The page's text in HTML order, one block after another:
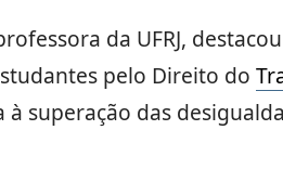
da UFRJ,
pelo Direito do
superação das